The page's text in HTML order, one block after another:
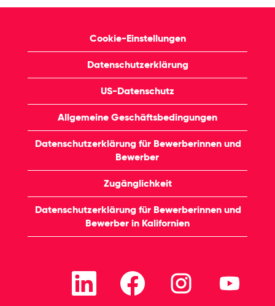
Cookie-Einstellungen
Datenschutzerklärung
US-Datenschutz
Allgemeine Geschäftsbedingungen
Datenschutzerklärung für Bewerberinnen und
Bewerber
Zugänglichkeit
Datenschutzerklärung für Bewerberinnen und
Bewerber in Kalifornien
W
r
W
W